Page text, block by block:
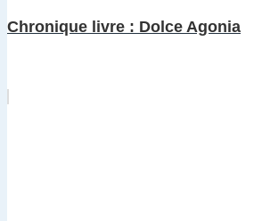
Chronique livre : Dolce Agonia